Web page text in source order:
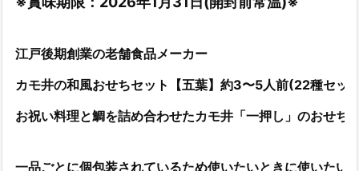
江戸後期創業の老舗食品メーカー
カモ井の和風おせちセット【五葉】約3〜5人前(22種セッ
お祝い料理と鯛を詰め合わせたカモ井「一押し」のおせち
一品ごとに個包装されているため使いたいときに使いたい